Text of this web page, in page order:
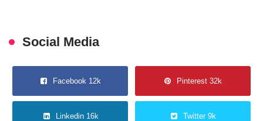
Social Media
Facebook 12k Pinterest 32k
Linkedin 16k Twitter 9k